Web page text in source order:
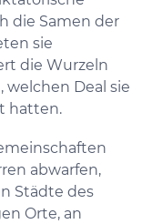
die Samen der
sie
die Wurzeln
Deal sie
hatten.
abwarfen,
Städte des
Orte, an